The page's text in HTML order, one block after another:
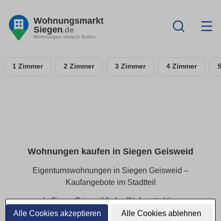
Alle Cookies akzeptieren Alle Cookies ablehnen
Wohnungsmarkt
Siegen.de
Wohnungen einfach finden
1 Zimmer 2 Zimmer 3 Zimmer 4 Zimmer
Wohnungen kaufen in Siegen Geisweid
Eigentumswohnungen in Siegen Geisweid –
Kaufangebote im Stadtteil
In Siegen Geisweid finden Käufer attraktive
Eigentumswohnungen in beliebten Wohnlagen. Ob kleines